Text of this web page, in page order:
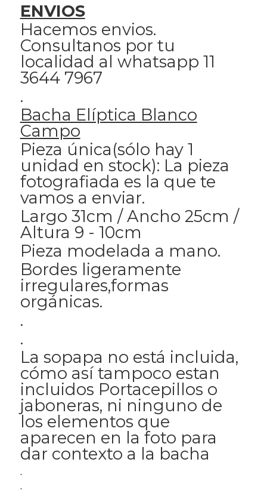
ENVIOS
Hacemos envios.
Consultanos por tu
localidad al whatsapp 11
3644 7967
.
Bacha Elíptica Blanco
Campo
Pieza única(sólo hay 1
unidad en stock): La pieza
fotografiada es la que te
vamos a enviar.
Largo 31cm / Ancho 25cm /
Altura 9 - 10cm
Pieza modelada a mano.
Bordes ligeramente
irregulares,formas
orgánicas.
.
.
La sopapa no está incluida,
cómo así tampoco estan
incluidos Portacepillos o
jaboneras, ni ninguno de
los elementos que
aparecen en la foto para
dar contexto a la bacha
.
.